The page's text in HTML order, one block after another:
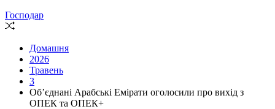
Господар
Випадкова
Домашня
2026
Травень
3
Об’єднані Арабські Емірати оголосили про вихід з
ОПЕК та ОПЕК+